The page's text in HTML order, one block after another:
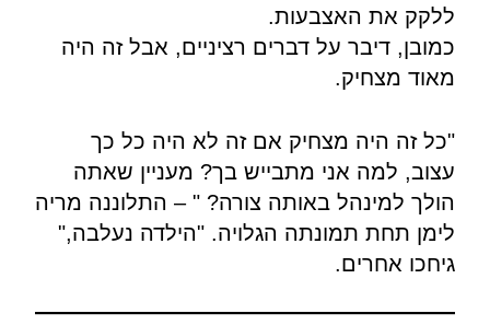
ללקק את האצבעות.
כמובן, דיבר על דברים רציניים, אבל זה היה
מאוד מצחיק.
"כל זה היה מצחיק אם זה לא היה כל כך
עצוב, למה אני מתבייש בך? מעניין שאתה
הולך למינהל באותה צורה? " – התלוננה מריה
לימן תחת תמונתה הגלויה. "הילדה נעלבה,"
גיחכו אחרים.